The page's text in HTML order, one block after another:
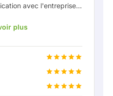
avec l'entreprise,
tenu bien informé de
de la livraison, on
une connexion
la batterie
: une entreprise très
plus